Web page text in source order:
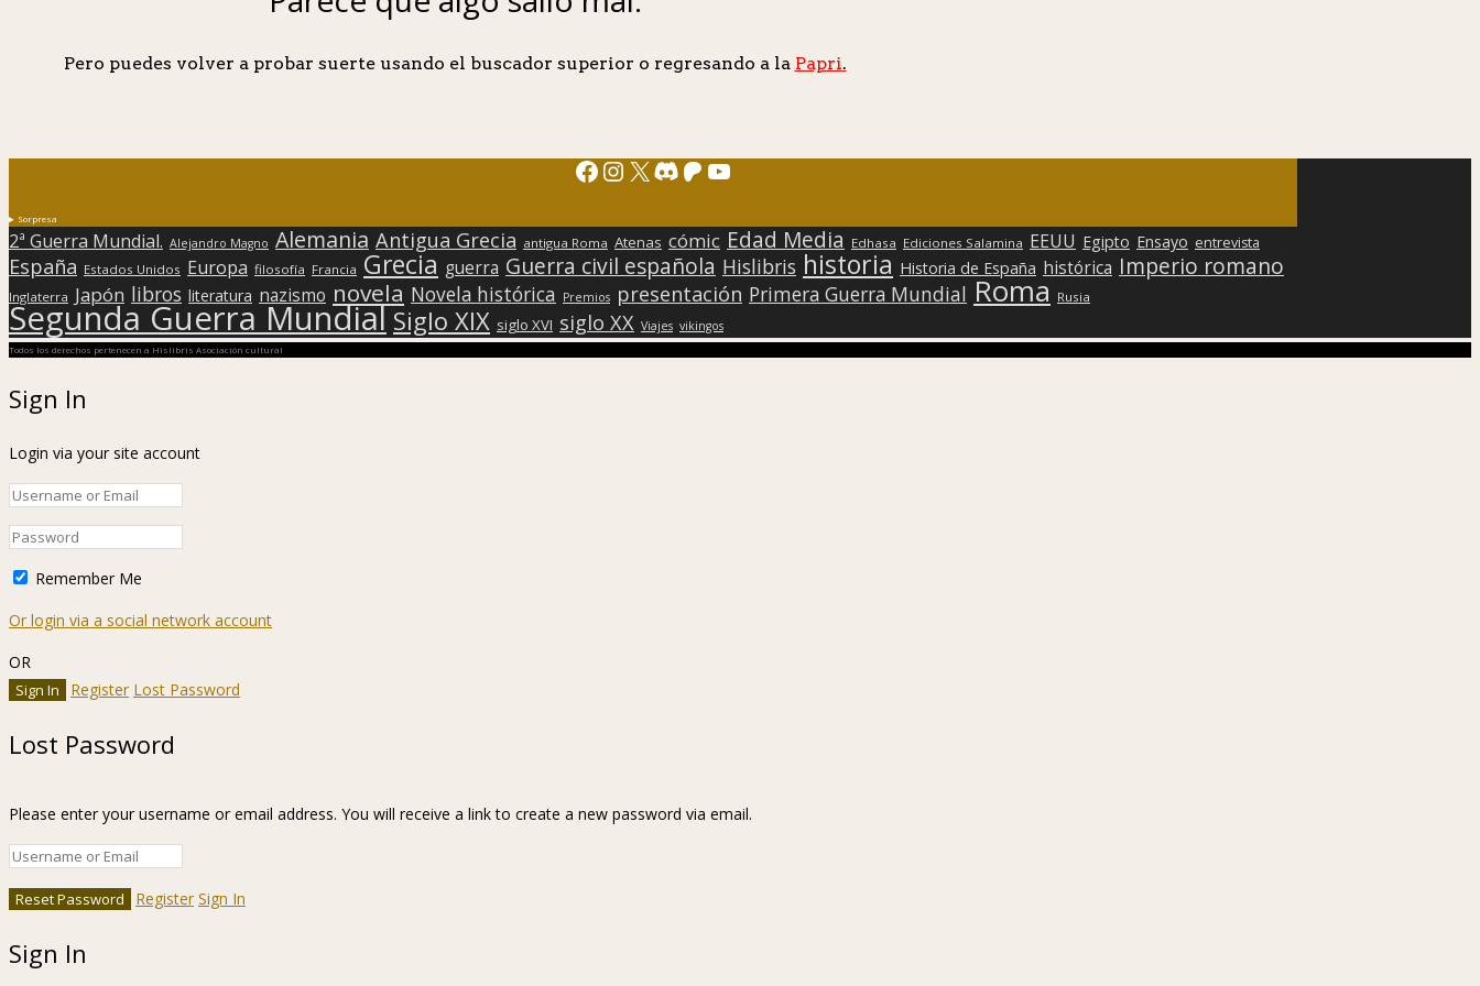
Pero puedes volver a probar suerte usando el buscador superior o regresando a la Papri.
Facebook
Instagram
X Discord
Patreon
YouTube
Sorpresa
2ª Guerra Mundial. Alejandro Magno Alemania Antigua Grecia antigua Roma Atenas cómic Edad Media Edhasa Ediciones Salamina EEUU Egipto Ensayo entrevista
España Estados Unidos Europa filosofía Francia Grecia guerra Guerra civil española Hislibris historia Historia de España histórica Imperio romano
Inglaterra Japón libros literatura nazismo novela Novela histórica Premios presentación Primera Guerra Mundial Roma Rusia
Segunda Guerra Mundial Siglo XIX siglo XVI siglo XX Viajes vikingos
Todos los derechos pertenecen a Hislibris Asociación cultural
Sign In
Login via your site account
Remember Me
Or login via a social network account
OR
Register Lost Password
Lost Password
Please enter your username or email address. You will receive a link to create a new password via email.
Register Sign In
Sign In